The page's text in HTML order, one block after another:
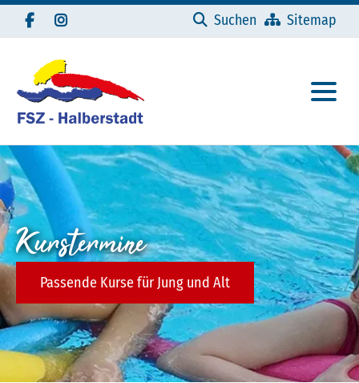
Navigation überspringen
Suchen
Sitemap
Kurstermine
Passende Kurse für Jung und Alt